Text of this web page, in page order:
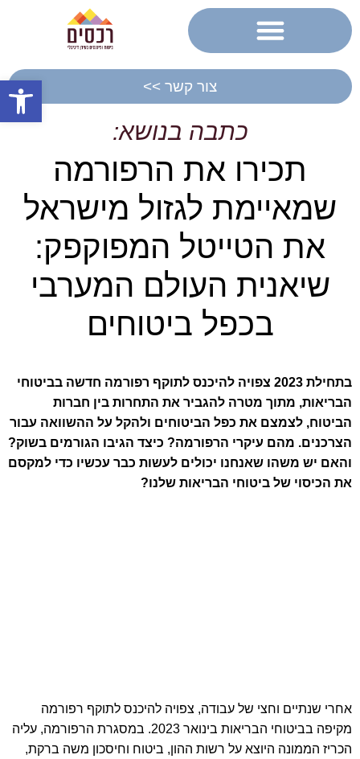
פתח צור קשר >>
כתבה בנושא:
תכירו את הרפורמה
שמאיימת לגזול מישראל
את הטייטל המפוקפק:
שיאנית העולם המערבי
בכפל ביטוחים
בתחילת 2023 צפויה להיכנס לתוקף רפורמה חדשה בביטוחי
הבריאות, מתוך מטרה להגביר את התחרות בין חברות
הביטוח, לצמצם את כפל הביטוחים ולהקל על ההשוואה עבור
הצרכנים. מהם עיקרי הרפורמה? כיצד הגיבו הגורמים בשוק?
והאם יש משהו שאנחנו יכולים לעשות כבר עכשיו כדי למקסם
את הכיסוי של ביטוחי הבריאות שלנו?
אחרי שנתיים וחצי של עבודה, צפויה להיכנס לתוקף רפורמה
מקיפה בביטוחי הבריאות בינואר 2023. במסגרת הרפורמה, עליה
הכריז הממונה היוצא על רשות ההון, ביטוח וחיסכון משה ברקת,